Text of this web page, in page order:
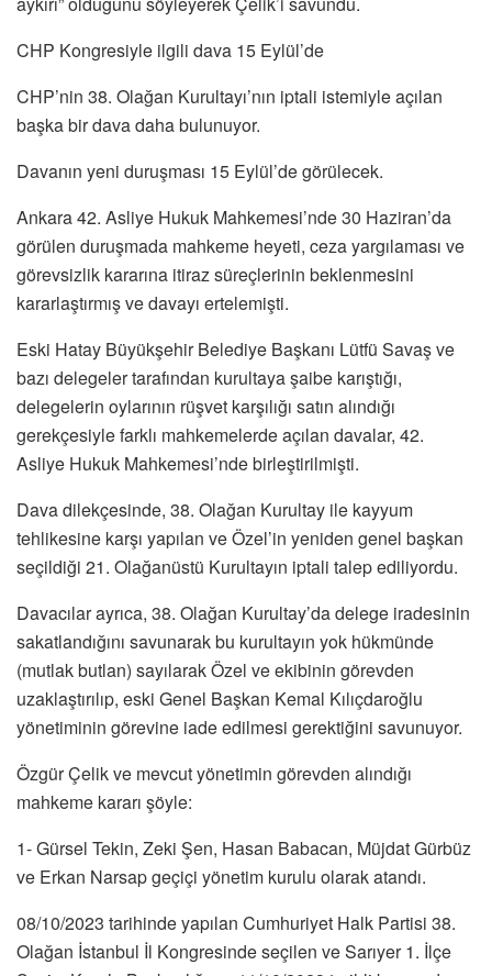
CHP Kongresiyle ilgili dava 15 Eylül’de
CHP’nin 38. Olağan Kurultayı’nın iptali istemiyle açılan
başka bir dava daha bulunuyor.
Davanın yeni duruşması 15 Eylül’de görülecek.
Ankara 42. Asliye Hukuk Mahkemesi’nde 30 Haziran’da
görülen duruşmada mahkeme heyeti, ceza yargılaması ve
görevsizlik kararına itiraz süreçlerinin beklenmesini
kararlaştırmış ve davayı ertelemişti.
Eski Hatay Büyükşehir Belediye Başkanı Lütfü Savaş ve
bazı delegeler tarafından kurultaya şaibe karıştığı,
delegelerin oylarının rüşvet karşılığı satın alındığı
gerekçesiyle farklı mahkemelerde açılan davalar, 42.
Asliye Hukuk Mahkemesi’nde birleştirilmişti.
Dava dilekçesinde, 38. Olağan Kurultay ile kayyum
tehlikesine karşı yapılan ve Özel’in yeniden genel başkan
seçildiği 21. Olağanüstü Kurultayın iptali talep ediliyordu.
Davacılar ayrıca, 38. Olağan Kurultay’da delege iradesinin
sakatlandığını savunarak bu kurultayın yok hükmünde
(mutlak butlan) sayılarak Özel ve ekibinin görevden
uzaklaştırılıp, eski Genel Başkan Kemal Kılıçdaroğlu
yönetiminin görevine iade edilmesi gerektiğini savunuyor.
Özgür Çelik ve mevcut yönetimin görevden alındığı
mahkeme kararı şöyle:
1- Gürsel Tekin, Zeki Şen, Hasan Babacan, Müjdat Gürbüz
ve Erkan Narsap geçiçi yönetim kurulu olarak atandı.
08/10/2023 tarihinde yapılan Cumhuriyet Halk Partisi 38.
Olağan İstanbul İl Kongresinde seçilen ve Sarıyer 1. İlçe